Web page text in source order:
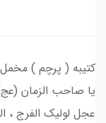
کتیبه ( پرچم )
یا صاحب الزمان
عجل لولیک الفرج ،